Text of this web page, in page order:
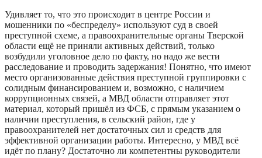
Удивляет то, что это происходит в центре России и
мошенники по «беспределу» используют суд в своей
преступной схеме, а правоохранительные органы Тверской
области ещё не приняли активных действий, только
возбудили уголовное дело по факту, но надо же вести
расследование и проводить задержания! Понятно, что имеют
место организованные действия преступной группировки с
солидным финансированием и, возможно, с наличием
коррупционных связей, а МВД области отправляет этот
материал, который пришёл из ФСБ, с прямым указанием о
наличии преступления, в сельский район, где у
правоохранителей нет достаточных сил и средств для
эффективной организации работы. Интересно, у МВД всё
идёт по плану? Достаточно ли компетентны руководители